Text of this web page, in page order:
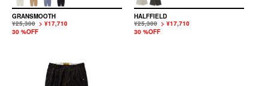
GRANSMOOTH
¥25,300 > ¥17,710
30 %OFF
HALFFIELD
¥25,300 > ¥17,710
30 %OFF